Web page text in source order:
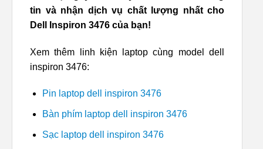
tin và nhận dịch vụ chất lượng nhất cho
Dell Inspiron 3476 của bạn!
Xem thêm linh kiện laptop cùng model dell
inspiron 3476:
Pin laptop dell inspiron 3476
Bàn phím laptop dell inspiron 3476
Sạc laptop dell inspiron 3476